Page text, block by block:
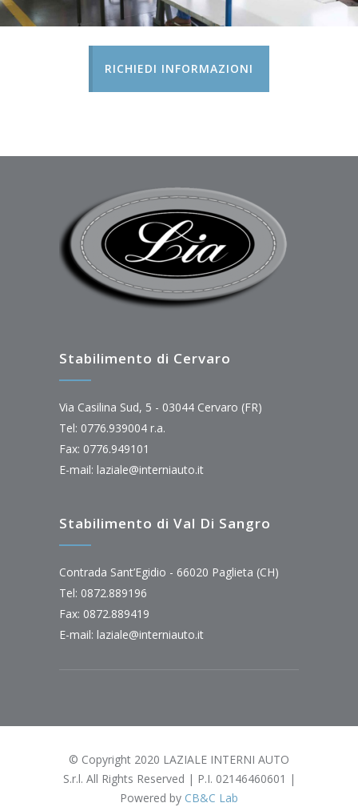
RICHIEDI INFORMAZIONI
Stabilimento di Cervaro
Via Casilina Sud, 5 - 03044 Cervaro (FR)
Tel: 0776.939004 r.a.
Fax: 0776.949101
E-mail: laziale@interniauto.it
Stabilimento di Val Di Sangro
Contrada Sant’Egidio - 66020 Paglieta (CH)
Tel: 0872.889196
Fax: 0872.889419
E-mail: laziale@interniauto.it
© Copyright 2020 LAZIALE INTERNI AUTO
S.r.l. All Rights Reserved | P.I. 02146460601 |
Powered by CB&C Lab